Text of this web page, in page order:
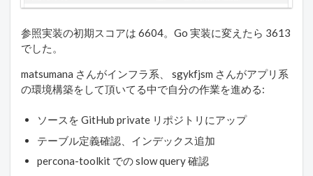
参照実装の初期スコアは 6604。Go 実装に変えたら 3613
でした。
matsumana さんがインフラ系、 sgykfjsm さんがアプリ系
の環境構築をして頂いてる中で自分の作業を進める:
ソースを GitHub private リポジトリにアップ
テーブル定義確認、インデックス追加
percona-toolkit での slow query 確認